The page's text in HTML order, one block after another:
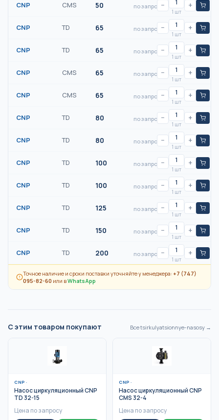
CNP CMS 50 по запросу−
1 шт
+
CNP TD 65 по запросу−
1 шт
+
CNP TD 65 по запросу−
1 шт
+
CNP CMS 65 по запросу−
1 шт
+
CNP CMS 65 по запросу−
1 шт
+
CNP TD 80 по запросу−
1 шт
+
CNP TD 80 по запросу−
1 шт
+
CNP TD 100 по запросу−
1 шт
+
CNP TD 100 по запросу−
1 шт
+
CNP TD 125 по запросу−
1 шт
+
CNP TD 150 по запросу−
1 шт
+
CNP TD 200 по запросу−
1 шт
+
Точное наличие и сроки поставки уточняйте у менеджера:+7 (747)
095-82-60 или вWhatsApp
С этим товаром покупают Всеtsirkulyatsionnye-nasosy →
CNP ·
Насос циркуляционный CNP
TD 32-15
Цена по запросу
CNP ·
Насос циркуляционный CNP
CMS 32-4
Цена по запросу